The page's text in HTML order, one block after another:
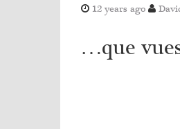
12 years ago
…que